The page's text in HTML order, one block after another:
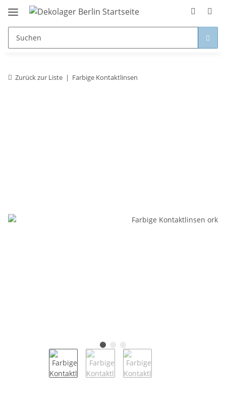
Zurück zur Liste Farbige Kontaktlinsen